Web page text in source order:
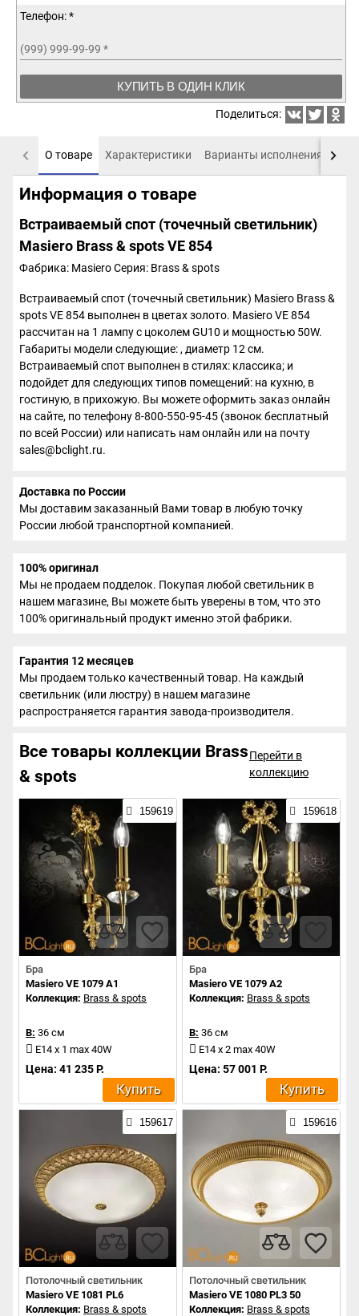
Телефон: *
(999) 999-99-99 *
КУПИТЬ В ОДИН КЛИК
Поделиться:
О товаре Характеристики Варианты исполнения
Информация о товаре
Встраиваемый спот (точечный светильник)
Masiero Brass & spots VE 854
Фабрика: MasieroСерия: Brass & spots
Встраиваемый спот (точечный светильник) Masiero Brass &
spots VE 854 выполнен в цветах золото. Masiero VE 854
рассчитан на 1 лампу с цоколем GU10 и мощностью 50W.
Габариты модели следующие: , диаметр 12 см.
Встраиваемый спот выполнен в стилях: классика; и
подойдет для следующих типов помещений: на кухню, в
гостиную, в прихожую. Вы можете оформить заказ онлайн
на сайте, по телефону 8-800-550-95-45 (звонок бесплатный
по всей России) или написать нам онлайн или на почту
sales@bclight.ru.
Доставка по России
Мы доставим заказанный Вами товар в любую точку
России любой транспортной компанией.
100% оригинал
Мы не продаем подделок. Покупая любой светильник в
нашем магазине, Вы можете быть уверены в том, что это
100% оригинальный продукт именно этой фабрики.
Гарантия 12 месяцев
Мы продаем только качественный товар. На каждый
светильник (или люстру) в нашем магазине
распространяется гарантия завода-производителя.
Все товары коллекции Brass
& spots
Перейти в
коллекцию
159619
Бра
Masiero VE 1079 A1
Коллекция: Brass & spots
В: 36 см
E14 x 1 max 40W
Цена: 41 235 Р.
Купить
159618
Бра
Masiero VE 1079 A2
Коллекция: Brass & spots
В: 36 см
E14 x 2 max 40W
Цена: 57 001 Р.
Купить
159617
Потолочный светильник
Masiero VE 1081 PL6
Коллекция: Brass & spots
159616
Потолочный светильник
Masiero VE 1080 PL3 50
Коллекция: Brass & spots